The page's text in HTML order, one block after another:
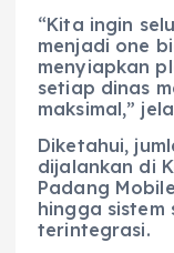
“Kita ingin
menjadi one
menyiapkan
setiap dinas
maksimal,”
Diketahui,
dijalankan di
Padang
hingga sistem
terintegrasi.